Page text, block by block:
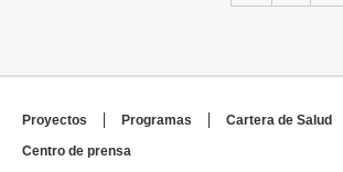
Proyectos Programas Cartera de Salud
Centro de prensa